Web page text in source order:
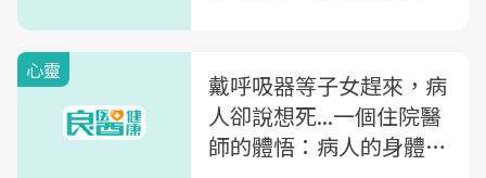
心靈
戴呼吸器等子女趕來，病
人卻說想死...一個住院醫
師的體悟：病人的身體不